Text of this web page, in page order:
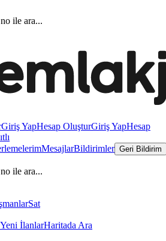
ile ara...
Giriş YapHesap OluşturGiriş YapHesap
MesajlarBildirimler Geri Bildirim
ile ara...
Sat
Yeni İlanlarHaritada Ara